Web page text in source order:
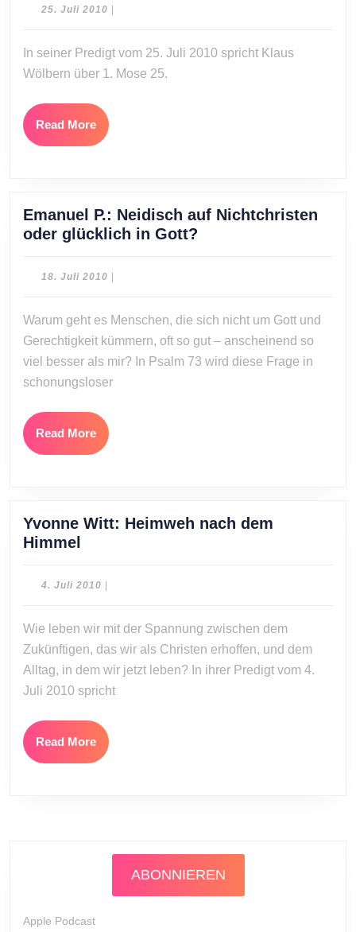
25. Juli 2010 25.
In seiner Predigt vom 25. Juli 2010 spricht Klaus
Wölbern über 1. Mose 25.
Read MoreRead
More
Emanuel P.: Neidisch auf Nichtchristen
oder glücklich in Gott?
oder
glücklich
in
18. Juli 2010 18.
Warum geht es Menschen, die sich nicht um Gott und
Gerechtigkeit kümmern, oft so gut – anscheinend so
viel besser als mir? In Psalm 73 wird diese Frage in
schonungsloser
Read MoreRead
More
Yvonne Witt: Heimweh nach dem
Himmel
Heimweh
Himmel
4. Juli 2010 4.
Wie leben wir mit der Spannung zwischen dem
Zukünftigen, das wir als Christen erhoffen, und dem
Alltag, in dem wir jetzt leben? In ihrer Predigt vom 4.
Juli 2010 spricht
Read MoreRead
More
ABONNIEREN
Apple Podcast